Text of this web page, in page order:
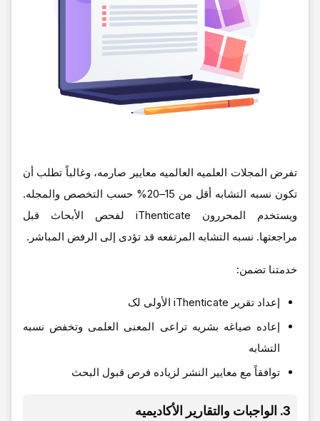
تفرض المجلات العلمیه العالمیه معاییر صارمه، وغالباً تطلب أن
تکون نسبه التشابه أقل من 15–20% حسب التخصص والمجله.
ویستخدم المحررون iThenticate لفحص الأبحاث قبل
مراجعتها. نسبه التشابه المرتفعه قد تؤدی إلى الرفض المباشر.
خدمتنا تضمن:
إعداد تقریر iThenticate الأولی لک
إعاده صیاغه بشریه تراعی المعنى العلمی وتخفض نسبه
التشابه
توافقاً مع معاییر النشر لزیاده فرص قبول البحث
3. الواجبات والتقاریر الأکادیمیه